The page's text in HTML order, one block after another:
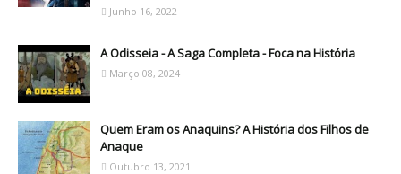
Junho 16, 2022
A Odisseia - A Saga Completa - Foca na História
Março 08, 2024
Quem Eram os Anaquins? A História dos Filhos de
Anaque
Outubro 13, 2021